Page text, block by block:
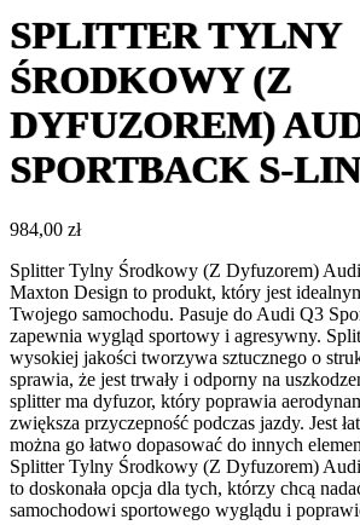
SPLITTER TYLNY
ŚRODKOWY (Z
DYFUZOREM)
SPORTBACK S-
984,00 zł
Splitter Tylny Środkowy (Z Dyfuzorem)
Maxton Design to produkt, który jest
Twojego samochodu. Pasuje do Audi Q3
zapewnia wygląd sportowy i agresywny.
wysokiej jakości tworzywa sztucznego o
sprawia, że jest trwały i odporny na
splitter ma dyfuzor, który poprawia
zwiększa przyczepność podczas jazdy. Jest
można go łatwo dopasować do innych
Splitter Tylny Środkowy (Z Dyfuzorem)
to doskonała opcja dla tych, którzy chcą
samochodowi sportowego wyglądu i